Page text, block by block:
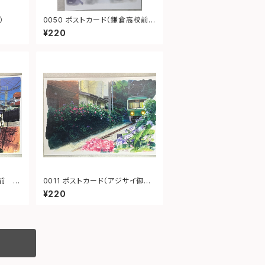
0050 ポストカード（鎌倉高校前1
号踏切）
¥220
0011 ポストカード（アジサイ御霊
神社）
¥220